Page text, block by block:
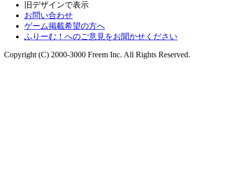
旧デザインで表示
お問い合わせ
ゲーム掲載希望の方へ
ふりーむ！へのご意見をお聞かせください
Copyright (C) 2000-3000 Freem Inc. All Rights Reserved.